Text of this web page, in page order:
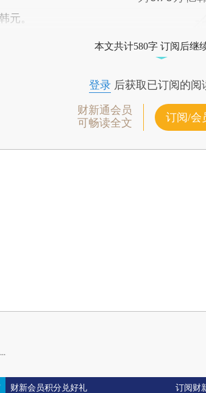
元。
本文共计580字 订阅后继
登录后获取已订阅的阅
财新通会员
可畅读全文
订阅/会
财新会员积分兑好礼 订阅财